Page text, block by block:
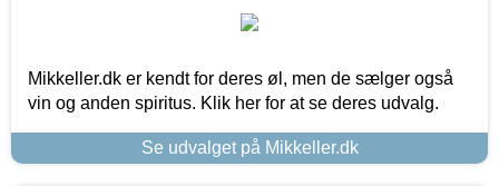
Mikkeller.dk er kendt for deres øl, men de sælger også
vin og anden spiritus. Klik her for at se deres udvalg.
Se udvalget på Mikkeller.dk